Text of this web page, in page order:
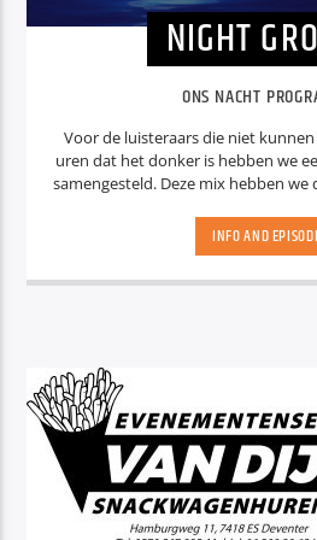
NIGHT
ONS NACHT
Voor de luisteraars die niet
uren dat het donker is hebben we
samengesteld. Deze mix hebben we
maar een formaliteit was. Ben je
kun je niet slapen... Ook in
INFO AND